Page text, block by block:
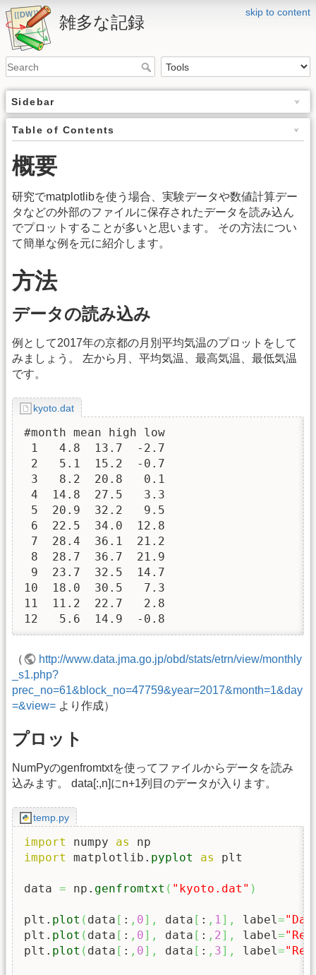
skip to content
雑多な記録
Sidebar
Table of Contents
概要
研究でmatplotlibを使う場合、実験データや数値計算デー
タなどの外部のファイルに保存されたデータを読み込ん
でプロットすることが多いと思います。 その方法につい
て簡単な例を元に紹介します。
方法
データの読み込み
例として2017年の京都の月別平均気温のプロットをして
みましょう。 左から月、平均気温、最高気温、最低気温
です。
kyoto.dat
#month mean high low
1   4.8  13.7  -2.7
2   5.1  15.2  -0.7
3   8.2  20.8   0.1
4  14.8  27.5   3.3
5  20.9  32.2   9.5
6  22.5  34.0  12.8
7  28.4  36.1  21.2
8  28.7  36.7  21.9
9  23.7  32.5  14.7
10  18.0  30.5   7.3
11  11.2  22.7   2.8
12   5.6  14.9  -0.8
（
http://www.data.jma.go.jp/obd/stats/etrn/view/monthly
_s1.php?
prec_no=61&block_no=47759&year=2017&month=1&day
=&view= より作成）
プロット
NumPyのgenfromtxtを使ってファイルからデータを読み
込みます。 data[:,n]にn+1列目のデータが入ります。
temp.py
import numpy as
import
matplotlib. pyplot as plt
data = np. genfromtxt ( "kyoto.dat" )
plt. plot ( data [ : , 0] , data [ : , 1] , label=
plt. plot ( data [ : , 0] , data [ : , 2] , label=
plt. plot ( data [ : , 0] , data [ : , 3] , label=